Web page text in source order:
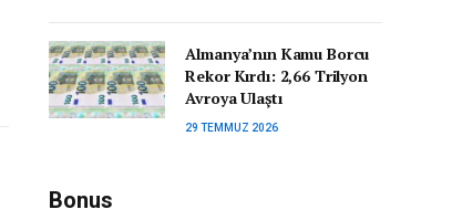
Almanya’nın Kamu Borcu
Rekor Kırdı: 2,66 Trilyon
Avroya Ulaştı
29 TEMMUZ 2026
Bonus